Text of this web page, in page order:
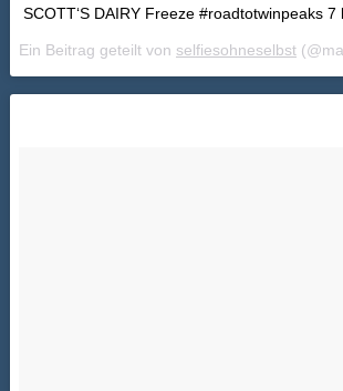
SCOTT‘S DAIRY Freeze #roadtotwinpeaks 7
Ein Beitrag geteilt von selfiesohneselbst